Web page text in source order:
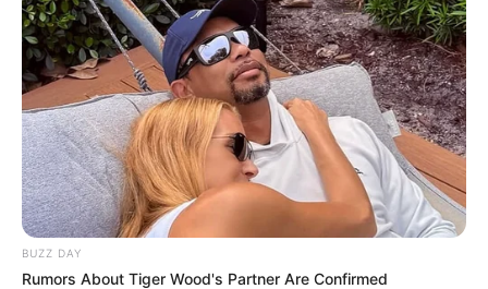
BUZZ DAY
Rumors About Tiger Wood's Partner Are Confirmed